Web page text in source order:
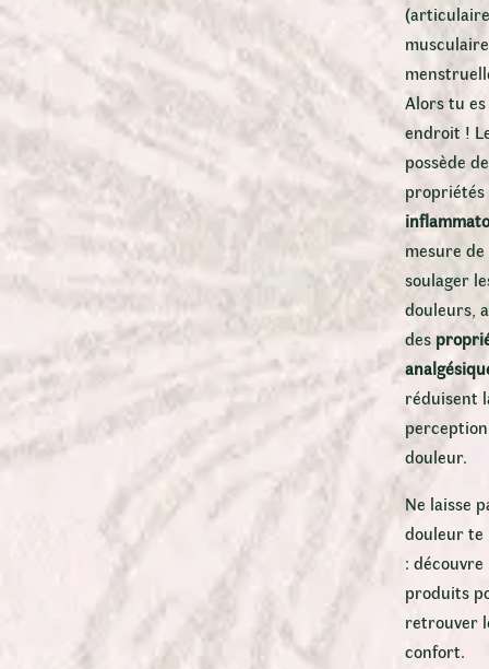
Alors tu
endroit !
possède
propriétés
mesure de
soulager
douleurs,
des
réduisent
douleur.
Ne laisse
douleur
: découvre
produits
retrouver
confort.